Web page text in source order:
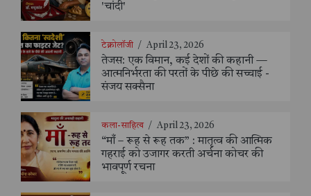
'चांदी'
टेक्नोलॉजी / April 23, 2026
तेजस: एक विमान, कई देशों की कहानी —
आत्मनिर्भरता की परतों के पीछे की सच्चाई -
संजय सक्सैना
कला-साहित्य / April 23, 2026
“माँ – रूह से रूह तक” : मातृत्व की आत्मिक
गहराई को उजागर करती अर्चना कोचर की
भावपूर्ण रचना